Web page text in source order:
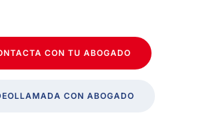
CON TU ABOGADO
CON ABOGADO